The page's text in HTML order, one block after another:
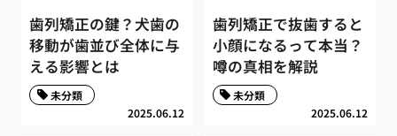
歯列矯正の鍵？犬歯の
移動が歯並び全体に与
える影響とは
2025.06.12
未分類
歯列矯正で抜歯すると
小顔になるって本当？
噂の真相を解説
2025.06.12
未分類